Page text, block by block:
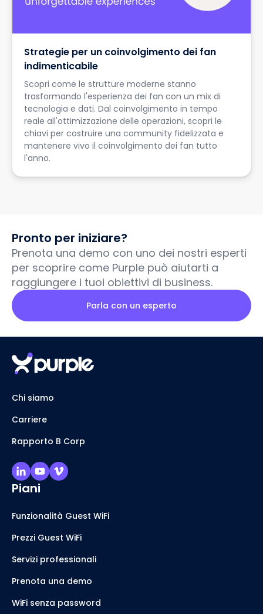
Strategie per un coinvolgimento dei fan
indimenticabile
Scopri come le strutture moderne stanno
trasformando l'esperienza dei fan con un mix di
tecnologia e dati. Dal coinvolgimento in tempo
reale all'ottimizzazione delle operazioni, scopri le
chiavi per costruire una community fidelizzata e
mantenere vivo il coinvolgimento dei fan tutto
l'anno.
Pronto per iniziare?
Prenota una demo con uno dei nostri esperti
per scoprire come Purple può aiutarti a
raggiungere i tuoi obiettivi di business.
Parla con un esperto
Chi siamo
Carriere
Rapporto B Corp
Piani
Funzionalità Guest WiFi
Prezzi Guest WiFi
Servizi professionali
Prenota una demo
WiFi senza password